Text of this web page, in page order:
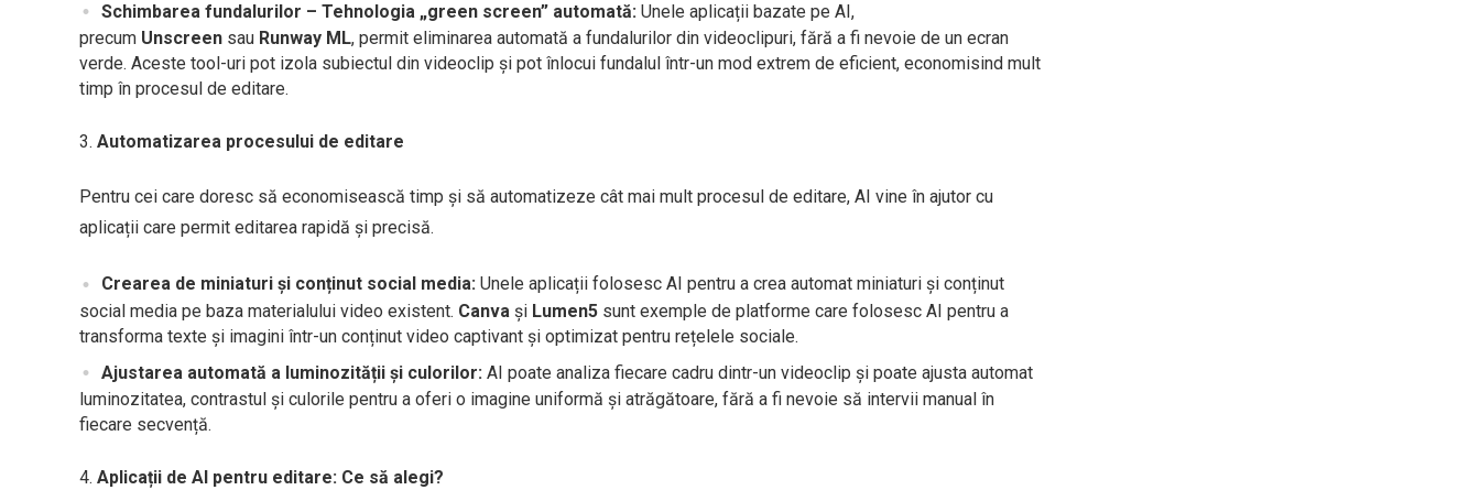
Schimbarea fundalurilor – Tehnologia „green screen” automată: Unele aplicații bazate pe AI,
precum Unscreen sau Runway ML, permit eliminarea automată a fundalurilor din videoclipuri, fără a fi nevoie de un ecran
verde. Aceste tool-uri pot izola subiectul din videoclip și pot înlocui fundalul într-un mod extrem de eficient, economisind mult
timp în procesul de editare.
Automatizarea procesului de editare
Pentru cei care doresc să economisească timp și să automatizeze cât mai mult procesul de editare, AI vine în ajutor cu
aplicații care permit editarea rapidă și precisă.
Crearea de miniaturi și conținut social media: Unele aplicații folosesc AI pentru a crea automat miniaturi și conținut
social media pe baza materialului video existent. Canva și Lumen5 sunt exemple de platforme care folosesc AI pentru a
transforma texte și imagini într-un conținut video captivant și optimizat pentru rețelele sociale.
Ajustarea automată a luminozității și culorilor: AI poate analiza fiecare cadru dintr-un videoclip și poate ajusta automat
luminozitatea, contrastul și culorile pentru a oferi o imagine uniformă și atrăgătoare, fără a fi nevoie să intervii manual în
fiecare secvență.
Aplicații de AI pentru editare: Ce să alegi?